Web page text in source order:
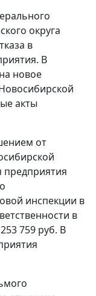
округа
в
В
новое
акты
от
предприятия
инспекции в
в
759 руб. В